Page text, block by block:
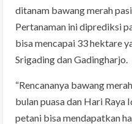
ditanam bawang merah
Pertanaman ini diprediksi
bisa mencapai 33 hektare
Srigading dan Gadingharjo.
“Rencananya bawang
bulan puasa dan Hari
petani bisa mendapatkan